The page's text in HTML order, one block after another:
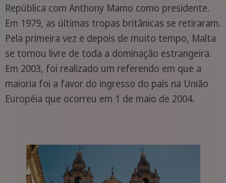
República com Anthony Mamo como presidente.
Em 1979, as últimas tropas britânicas se retiraram.
Pela primeira vez e depois de muito tempo, Malta
se tornou livre de toda a dominação estrangeira.
Em 2003, foi realizado um referendo em que a
maioria foi a favor do ingresso do país na União
Européia que ocorreu em 1 de maio de 2004.